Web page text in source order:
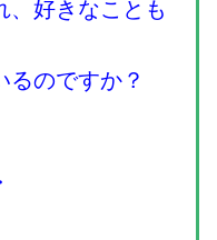
、好きなことも
るのですか？